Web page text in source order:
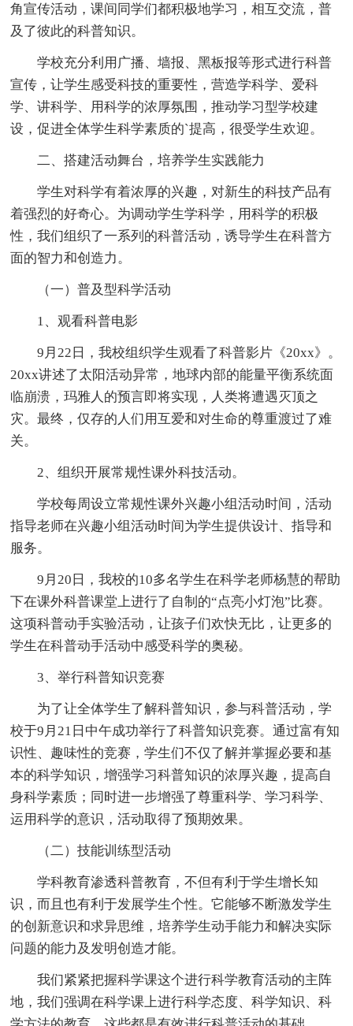
角宣传活动，课间同学们都积极地学习，相互交流，普
及了彼此的科普知识。
学校充分利用广播、墙报、黑板报等形式进行科普
宣传，让学生感受科技的重要性，营造学科学、爱科
学、讲科学、用科学的浓厚氛围，推动学习型学校建
设，促进全体学生科学素质的`提高，很受学生欢迎。
二、搭建活动舞台，培养学生实践能力
学生对科学有着浓厚的兴趣，对新生的科技产品有
着强烈的好奇心。为调动学生学科学，用科学的积极
性，我们组织了一系列的科普活动，诱导学生在科普方
面的智力和创造力。
（一）普及型科学活动
1、观看科普电影
9月22日，我校组织学生观看了科普影片《20xx》。
20xx讲述了太阳活动异常，地球内部的能量平衡系统面
临崩溃，玛雅人的预言即将实现，人类将遭遇灭顶之
灾。最终，仅存的人们用互爱和对生命的尊重渡过了难
关。
2、组织开展常规性课外科技活动。
学校每周设立常规性课外兴趣小组活动时间，活动
指导老师在兴趣小组活动时间为学生提供设计、指导和
服务。
9月20日，我校的10多名学生在科学老师杨慧的帮助
下在课外科普课堂上进行了自制的“点亮小灯泡”比赛。
这项科普动手实验活动，让孩子们欢快无比，让更多的
学生在科普动手活动中感受科学的奥秘。
3、举行科普知识竞赛
为了让全体学生了解科普知识，参与科普活动，学
校于9月21日中午成功举行了科普知识竞赛。通过富有知
识性、趣味性的竞赛，学生们不仅了解并掌握必要和基
本的科学知识，增强学习科普知识的浓厚兴趣，提高自
身科学素质；同时进一步增强了尊重科学、学习科学、
运用科学的意识，活动取得了预期效果。
（二）技能训练型活动
学科教育渗透科普教育，不但有利于学生增长知
识，而且也有利于发展学生个性。它能够不断激发学生
的创新意识和求异思维，培养学生动手能力和解决实际
问题的能力及发明创造才能。
我们紧紧把握科学课这个进行科学教育活动的主阵
地，我们强调在科学课上进行科学态度、科学知识、科